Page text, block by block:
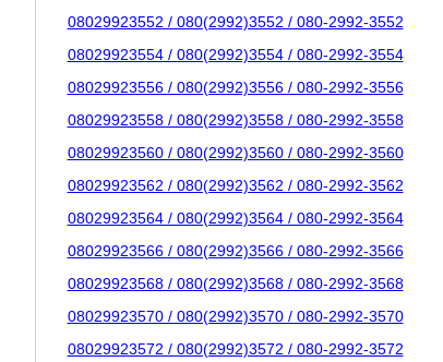
08029923552 / 080(2992)3552 / 080-2992-3552
08029923554 / 080(2992)3554 / 080-2992-3554
08029923556 / 080(2992)3556 / 080-2992-3556
08029923558 / 080(2992)3558 / 080-2992-3558
08029923560 / 080(2992)3560 / 080-2992-3560
08029923562 / 080(2992)3562 / 080-2992-3562
08029923564 / 080(2992)3564 / 080-2992-3564
08029923566 / 080(2992)3566 / 080-2992-3566
08029923568 / 080(2992)3568 / 080-2992-3568
08029923570 / 080(2992)3570 / 080-2992-3570
08029923572 / 080(2992)3572 / 080-2992-3572